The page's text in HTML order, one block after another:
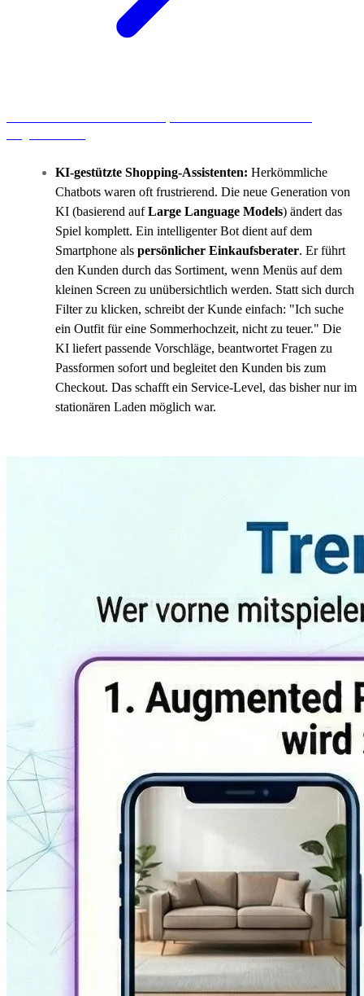
KI-gestützte Shopping-Assistenten: Herkömmliche
Chatbots waren oft frustrierend. Die neue Generation von
KI (basierend aufLarge Language Models) ändert das
Spiel komplett. Ein intelligenter Bot dient auf dem
Smartphone als persönlicher Einkaufsberater. Er führt
den Kunden durch das Sortiment, wenn Menüs auf dem
kleinen Screen zu unübersichtlich werden. Statt sich durch
Filter zu klicken, schreibt der Kunde einfach: "Ich suche
ein Outfit für eine Sommerhochzeit, nicht zu teuer." Die
KI liefert passende Vorschläge, beantwortet Fragen zu
Passformen sofort und begleitet den Kunden bis zum
Checkout. Das schafft ein Service-Level, das bisher nur im
stationären Laden möglich war.